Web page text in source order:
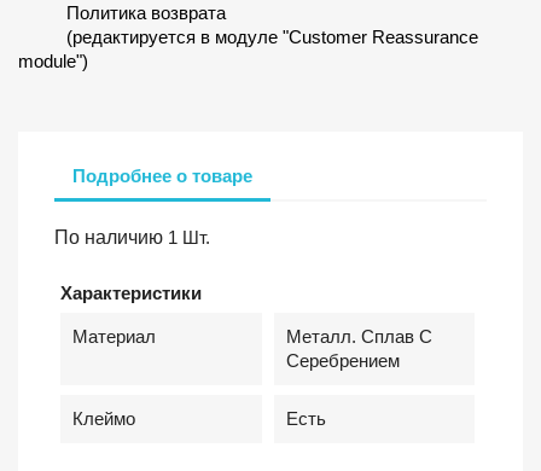
Политика возврата
(редактируется в модуле "Customer Reassurance
module")
Подробнее о товаре
По наличию 1 Шт.
Характеристики
Материал
Металл. Сплав С
Серебрением
Клеймо Есть